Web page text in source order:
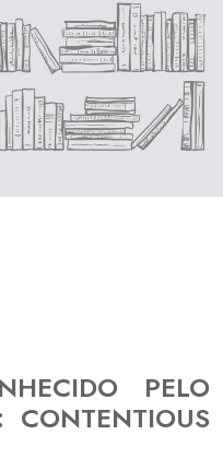
PELO
CONTENTIOUS